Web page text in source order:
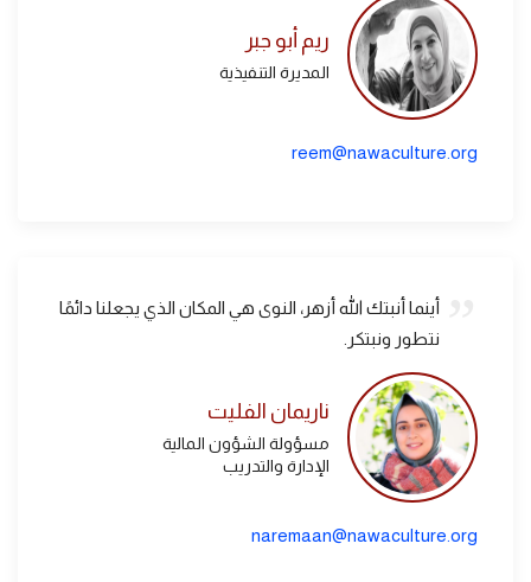
ريم أبو جبر
المديرة التنفيذية
reem@nawaculture.org
أينما أنبتك الله أزهر، النوى هي المكان الذي يجعلنا دائمًا
نتطور ونبتكر.
ناريمان الفليت
مسؤولة الشؤون المالية
الإدارة والتدريب
naremaan@nawaculture.org